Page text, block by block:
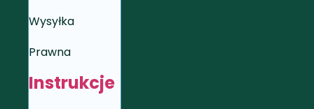
Wysyłka
Prawna
Instrukcje